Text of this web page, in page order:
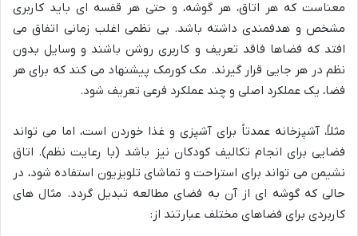
معناست که هر اتاق، هر گوشه، و حتی هر قفسه ای باید کاربری
مشخص و هدفمندی داشته باشد. بی نظمی اغلب زمانی اتفاق می
افتد که فضاها فاقد تعریف و کاربری روشن باشند و وسایل بدون
نظم در هر جایی قرار گیرند. مک کورمک پیشنهاد می کند که برای هر
فضا، یک عملکرد اصلی و چند عملکرد فرعی تعریف شود.
مثلاً، آشپزخانه عمدتاً برای آشپزی و غذا خوردن است، اما می تواند
فضایی برای انجام تکالیف کودکان نیز باشد (با رعایت نظم). اتاق
نشیمن می تواند برای استراحت و تماشای تلویزیون استفاده شود، در
حالی که گوشه ای از آن به فضای مطالعه تبدیل گردد. مثال های
کاربردی برای فضاهای مختلف عبارتند از: